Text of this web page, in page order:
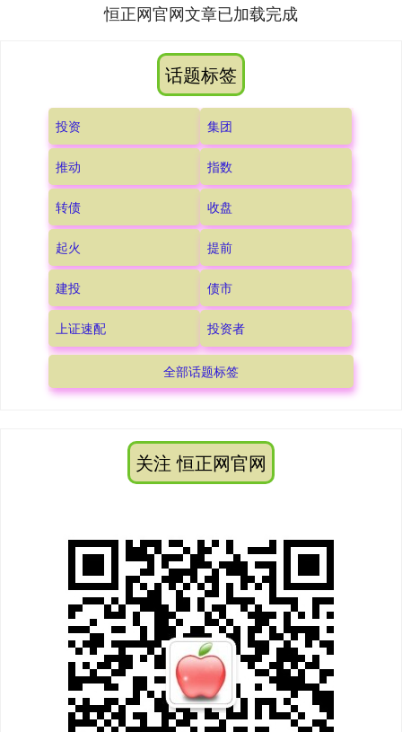
恒正网官网文章已加载完成
话题标签
投资 集团
推动 指数
转债 收盘
起火 提前
建投 债市
上证速配 投资者
全部话题标签
关注 恒正网官网